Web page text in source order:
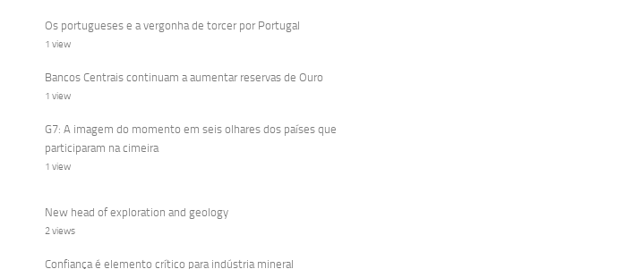
Os portugueses e a vergonha de torcer por Portugal
1 view
Bancos Centrais continuam a aumentar reservas de Ouro
1 view
G7: A imagem do momento em seis olhares dos países que
participaram na cimeira
1 view
New head of exploration and geology
2 views
Confiança é elemento crítico para indústria mineral